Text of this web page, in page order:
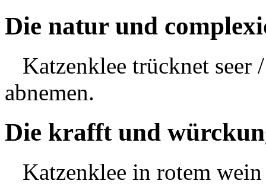
Die natur und
Katzenklee trücknet seer
abnemen.
Die krafft und
Katzenklee in rotem